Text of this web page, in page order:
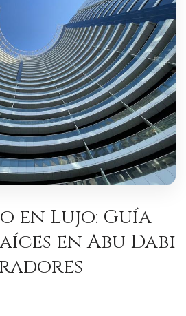
en Lujo: Guía
en Abu Dabi